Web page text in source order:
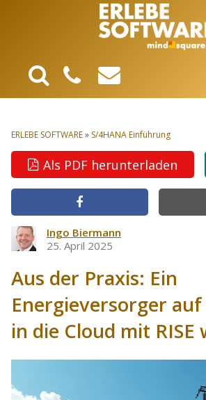
ERLEBE SOFTWARE» S/4HANA Einführung
Als PDF herunterladen
Ingo Biermann
25. April 2025
Aus der Praxis: Ein
Energieversorger
in die Cloud mit RISE